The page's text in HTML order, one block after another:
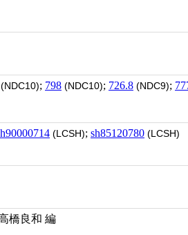
(NDC10); 798 (NDC10); 726.8 (NDC9);
(LCSH); sh85120780 (LCSH)
橋良和 編